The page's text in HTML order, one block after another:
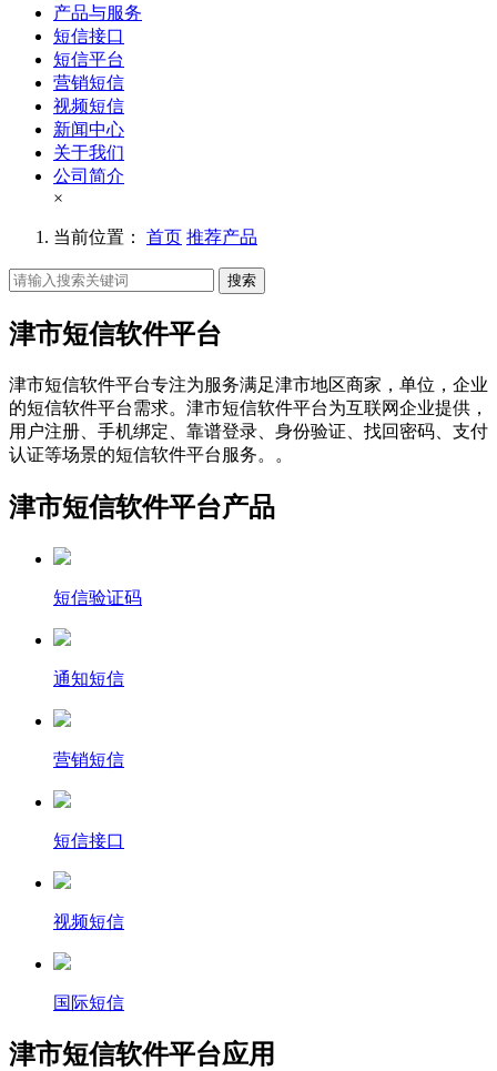
产品与服务
短信接口
短信平台
营销短信
视频短信
新闻中心
关于我们
公司简介
×
当前位置： 首页 推荐产品
搜索
津市短信软件平台
津市短信软件平台专注为服务满足津市地区商家，单位，企业
的短信软件平台需求。津市短信软件平台为互联网企业提供，
用户注册、手机绑定、靠谱登录、身份验证、找回密码、支付
认证等场景的短信软件平台服务。。
津市短信软件平台产品
短信验证码
通知短信
营销短信
短信接口
视频短信
国际短信
津市短信软件平台应用